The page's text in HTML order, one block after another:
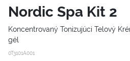
Nordic Spa Kit 2
Koncentrovaný Tonizujúci Telový
gél
0T3101A001